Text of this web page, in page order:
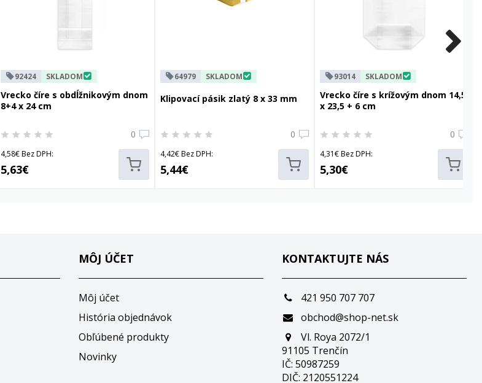
92424 SKLADOM
Vrecko číre s obdĺžnikovým dnom
8+4 x 24 cm
0
4,58€ Bez DPH:
5,63€
64979 SKLADOM
Klipovací pásik zlatý 8 x 33 mm
0
4,42€ Bez DPH:
5,44€
93014 SKLADOM
Vrecko číre s krížovým dnom 14,5
x 23,5 + 6 cm
0
4,31€ Bez DPH:
5,30€
MÔJ ÚČET
Môj účet
História objednávok
Obľúbené produkty
Novinky
KONTAKTUJTE NÁS
421 950 707 707
obchod@shop-net.sk
Vl. Roya 2072/1
91105 Trenčín
IČ: 50987259
DIČ: 2120551224